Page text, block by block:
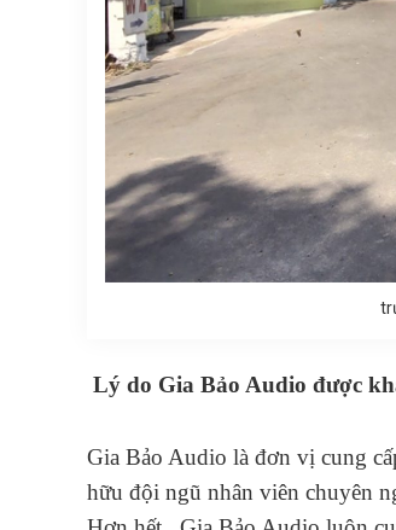
Lý do Gia Bảo Audio được
Gia Bảo Audio là đơn vị cung
hữu đội ngũ nhân viên chuyên